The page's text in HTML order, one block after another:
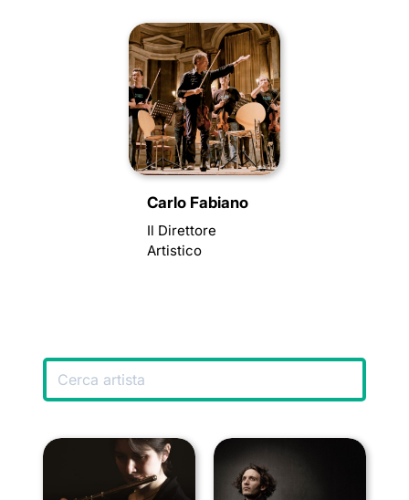
Carlo Fabiano
Il Direttore
Artistico